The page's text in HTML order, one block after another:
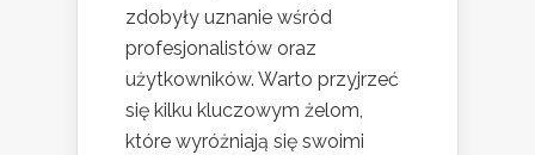
zdobyły uznanie wśród
profesjonalistów oraz
użytkowników. Warto przyjrzeć
się kilku kluczowym żelom,
które wyróżniają się swoimi